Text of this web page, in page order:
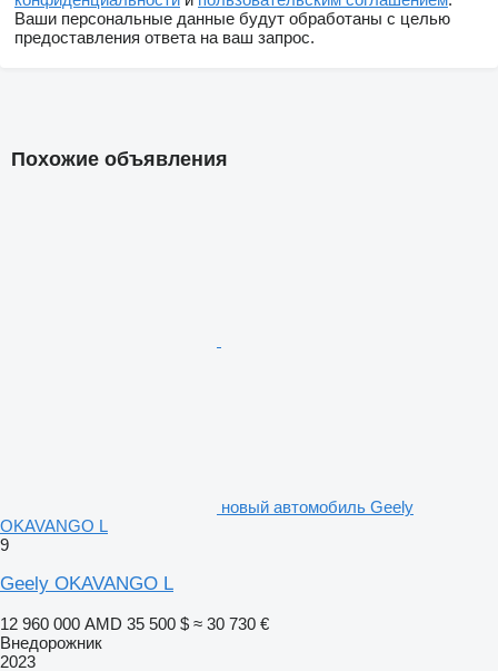
Ваши персональные данные будут обработаны с целью
предоставления ответа на ваш запрос.
Похожие объявления
новый автомобиль Geely
OKAVANGO L
9
Geely OKAVANGO L
12 960 000 AMD 35 500 $ ≈ 30 730 €
Внедорожник
2023